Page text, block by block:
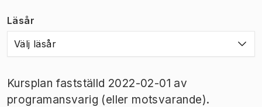
Läsår
Välj läsår
Kursplan fastställd 2022-02-01 av
programansvarig (eller motsvarande).